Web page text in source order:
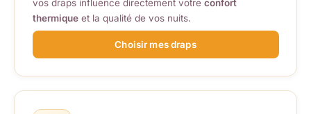
vos draps influence directement votre confort
thermiqueet la qualité de vos nuits.
Choisir mes draps